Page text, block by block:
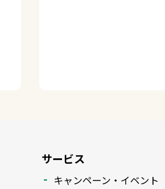
サービス
キャンペーン・イベント